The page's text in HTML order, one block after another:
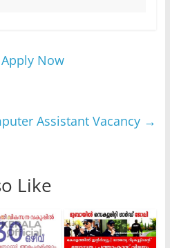
Now
Assistant Vacancy →
Like